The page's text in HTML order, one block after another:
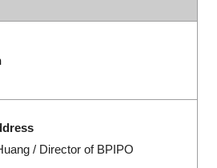
/ Director of BPIPO